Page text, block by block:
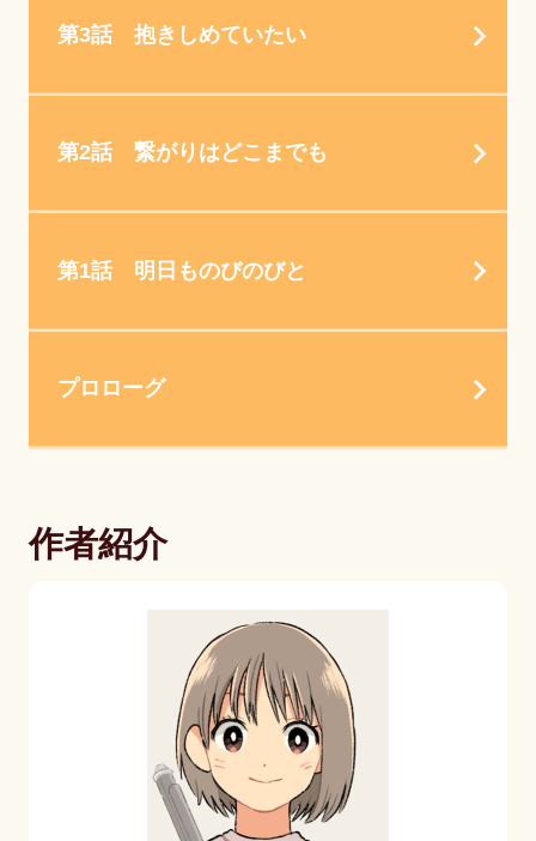
第3話 抱きしめていたい
第2話 繋がりはどこまでも
第1話 明日ものびのびと
プロローグ
作者紹介